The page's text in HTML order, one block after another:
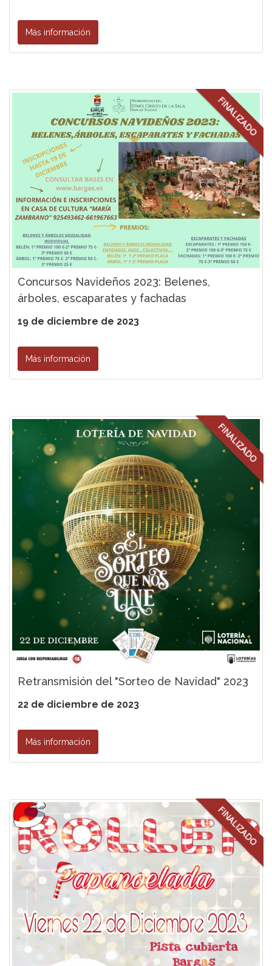
Más información
FINALIZADO
Concursos Navideños 2023: Belenes,
árboles, escaparates y fachadas
19 de diciembre de 2023
Más información
FINALIZADO
Retransmisión del "Sorteo de Navidad" 2023
22 de diciembre de 2023
Más información
FINALIZADO